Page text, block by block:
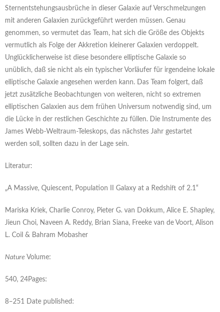
Sternentstehungsausbrüche in dieser Galaxie auf Verschmelzungen
mit anderen Galaxien zurückgeführt werden müssen. Genau
genommen, so vermutet das Team, hat sich die Größe des Objekts
vermutlich als Folge der Akkretion kleinerer Galaxien verdoppelt.
Unglücklicherweise ist diese besondere elliptische Galaxie so
unüblich, daß sie nicht als ein typischer Vorläufer für irgendeine lokale
elliptische Galaxie angesehen werden kann. Das Team folgert, daß
jetzt zusätzliche Beobachtungen von weiteren, nicht so extremen
elliptischen Galaxien aus dem frühen Universum notwendig sind, um
die Lücke in der restlichen Geschichte zu füllen. Die Instrumente des
James Webb-Weltraum-Teleskops, das nächstes Jahr gestartet
werden soll, sollten dazu in der Lage sein.
Literatur:
„A Massive, Quiescent, Population II Galaxy at a Redshift of 2.1“
Mariska Kriek, Charlie Conroy, Pieter G. van Dokkum, Alice E. Shapley,
Jieun Choi, Naveen A. Reddy, Brian Siana, Freeke van de Voort, Alison
L. Coil & Bahram Mobasher
Nature Volume:
540, 24Pages:
8–251 Date published: